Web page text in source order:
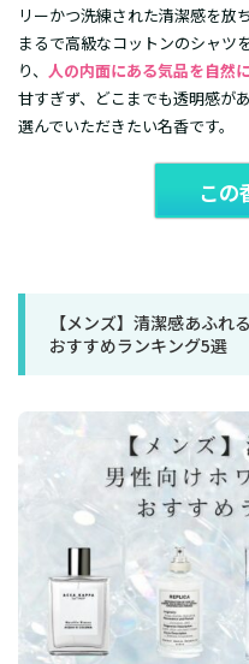
リーかつ洗練された清潔感を放ち
まるで高級なコットンのシャツ
り、 人の内面にある気品を自然
甘すぎず、どこまでも透明感が
選んでいただきたい名香です。
この
【メンズ】清潔感あふれ
おすすめランキング5選